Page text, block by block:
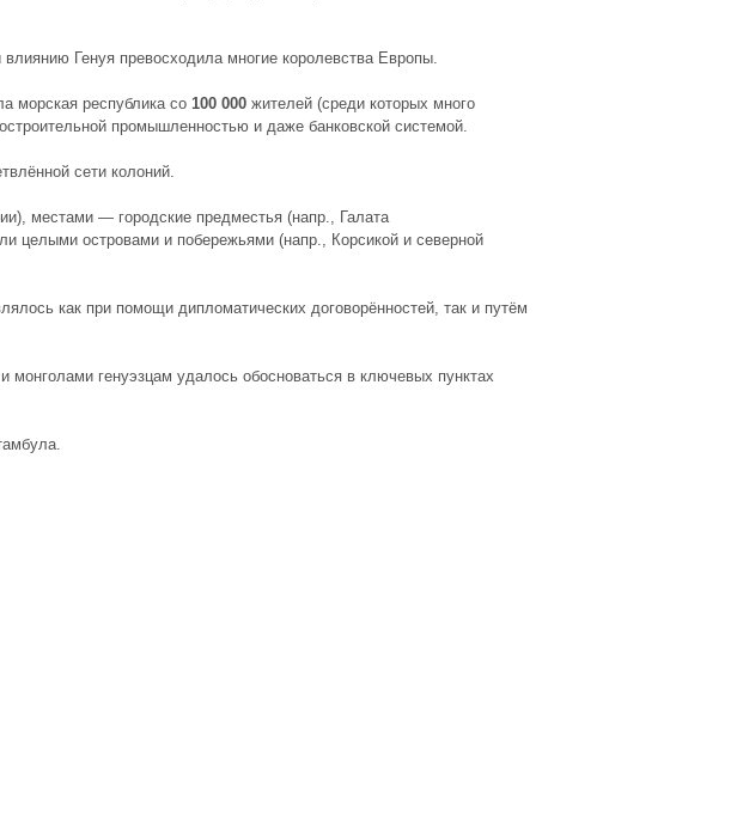
Генуя превосходила многие королевства Европы.
морская республика со 100 000 жителей (среди которых много
промышленностью и даже банковской системой.
сети колоний.
местами — городские предместья (напр., Галата
целыми островами и побережьями (напр., Корсикой и северной
как при помощи дипломатических договорённостей, так и путём
монголами генуэзцам удалось обосноваться в ключевых пунктах